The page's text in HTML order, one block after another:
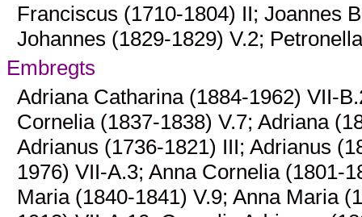
Franciscus (1710-1804) II; Joannes
Johannes (1829-1829) V.2;
Embregts
Adriana Catharina (1884-1962) VII-
Cornelia (1837-1838) V.7; Adriana
Adrianus (1736-1821) III; Adrianus
1976) VII-A.3; Anna Cornelia (1801-
Maria (1840-1841) V.9; Anna Maria